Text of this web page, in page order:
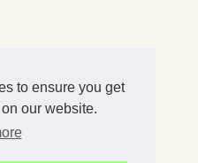
to ensure you get
our website.